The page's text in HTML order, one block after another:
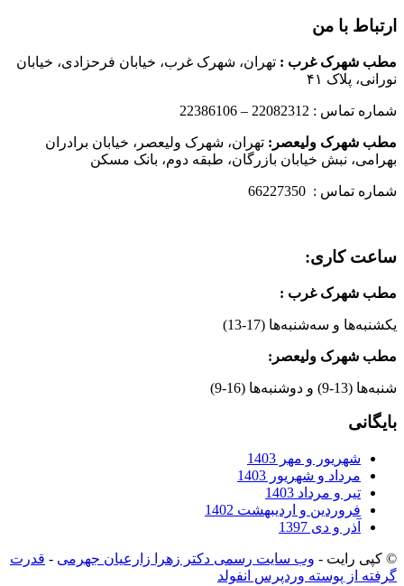
ارتباط با من
مطب شهرک غرب : تهران، شهرک غرب، خیابان فرحزادی، خیابان
نورانی، پلاک ۴۱
شماره تماس : 22082312 – 22386106
مطب شهرک ولیعصر: تهران، شهرک ولیعصر، خیابان برادران
بهرامی، نبش خیابان بازرگان، طبقه دوم، بانک مسکن
شماره تماس : 66227350
ساعت کاری:
مطب شهرک غرب :
یکشنبه‌ها و سه‌شنبه‌ها (17-13)
مطب شهرک ولیعصر:
شنبه‌ها (13-9) و دوشنبه‌ها (16-9)
بایگانی
شهریور و مهر 1403
مرداد و شهریور 1403
تیر و مرداد 1403
فروردین و اردیبهشت 1402
آذر و دی 1397
© کپی رایت - وب سایت رسمی دکتر زهرا زارعیان جهرمی - قدرت
گرفته از پوسته وردپرس انفولد